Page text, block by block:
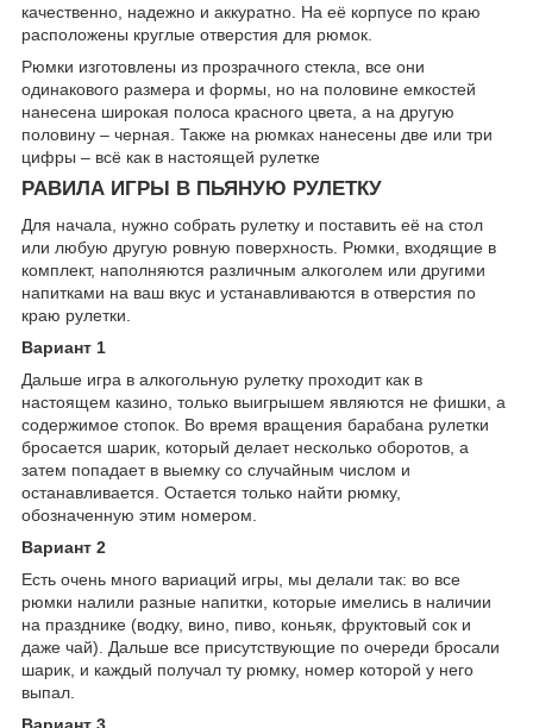
качественно, надежно и аккуратно. На её корпусе по краю
расположены круглые отверстия для рюмок.
Рюмки изготовлены из прозрачного стекла, все они
одинакового размера и формы, но на половине емкостей
нанесена широкая полоса красного цвета, а на другую
половину – черная. Также на рюмках нанесены две или три
цифры – всё как в настоящей рулетке
РАВИЛА ИГРЫ В ПЬЯНУЮ РУЛЕТКУ
Для начала, нужно собрать рулетку и поставить её на стол
или любую другую ровную поверхность. Рюмки, входящие в
комплект, наполняются различным алкоголем или другими
напитками на ваш вкус и устанавливаются в отверстия по
краю рулетки.
Вариант 1
Дальше игра в алкогольную рулетку проходит как в
настоящем казино, только выигрышем являются не фишки, а
содержимое стопок. Во время вращения барабана рулетки
бросается шарик, который делает несколько оборотов, а
затем попадает в выемку со случайным числом и
останавливается. Остается только найти рюмку,
обозначенную этим номером.
Вариант 2
Есть очень много вариаций игры, мы делали так: во все
рюмки налили разные напитки, которые имелись в наличии
на празднике (водку, вино, пиво, коньяк, фруктовый сок и
даже чай). Дальше все присутствующие по очереди бросали
шарик, и каждый получал ту рюмку, номер которой у него
выпал.
Вариант 3